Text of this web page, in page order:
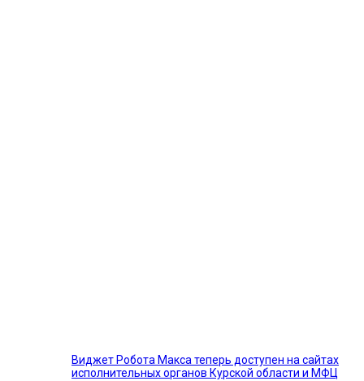
Виджет Робота Макса теперь доступен на сайтах
исполнительных органов Курской области и МФЦ